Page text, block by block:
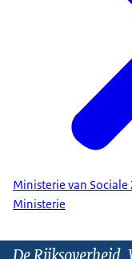
Ministerie van
Ministerie